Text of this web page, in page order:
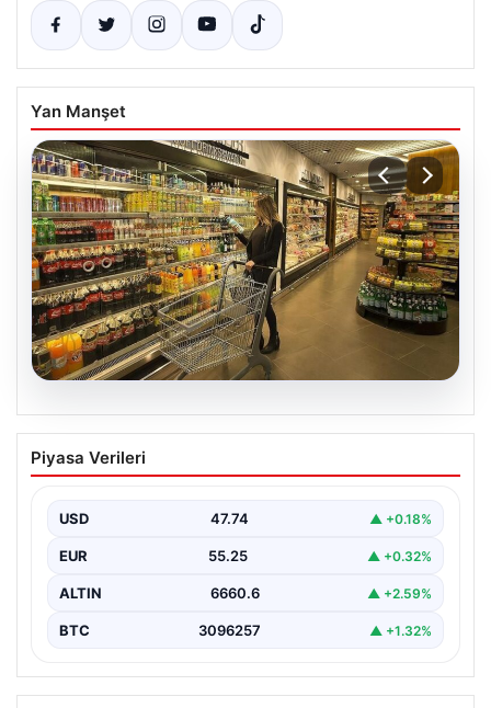
Yan Manşet
07.08.2026
Enflasyon verileri ne zaman
açıklanacak? 2026 TÜİK mart ayı
Piyasa Verileri
USD 47.74 ▲ +0.18%
EUR 55.25 ▲ +0.32%
ALTIN 6660.6 ▲ +2.59%
BTC 3096257 ▲ +1.32%